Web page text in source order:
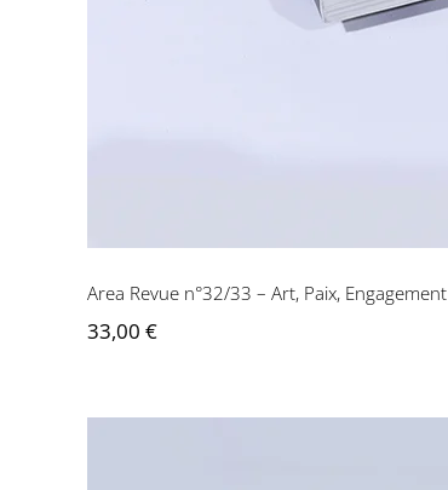
Area Revue n°32/33 – Art, Paix, Engagement
33,00 €